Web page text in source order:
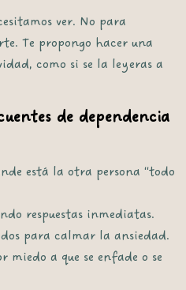
ver. No para
Te propongo hacer una
como si se la leyeras a
de dependencia
está la otra persona “todo
respuestas inmediatas.
para calmar la ansiedad.
miedo a que se enfade o se